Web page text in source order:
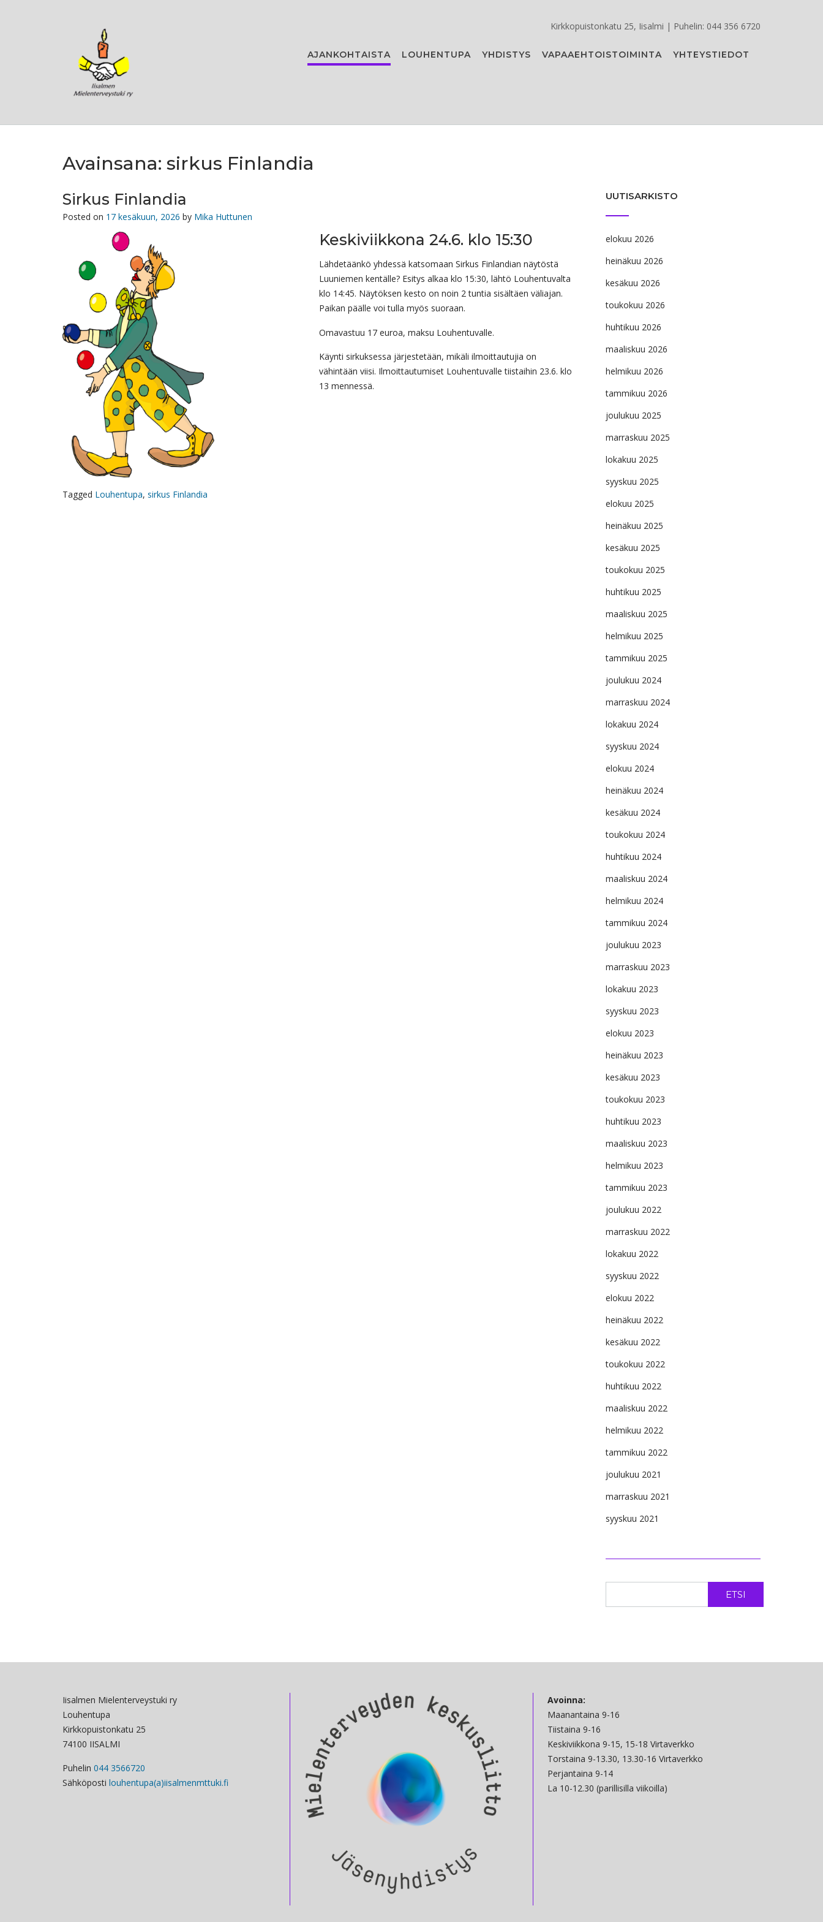
Kirkkopuistonkatu 25, Iisalmi | Puhelin: 044 356 6720
AJANKOHTAISTA LOUHENTUPA YHDISTYS VAPAAEHTOISTOIMINTA YHTEYSTIEDOT
Avainsana: sirkus Finlandia
Sirkus Finlandia
Posted on 17 kesäkuun, 2026 by Mika Huttunen
Keskiviikkona 24.6. klo 15:30
Lähdetäänkö yhdessä katsomaan Sirkus Finlandian näytöstä
Luuniemen kentälle? Esitys alkaa klo 15:30, lähtö Louhentuvalta
klo 14:45. Näytöksen kesto on noin 2 tuntia sisältäen väliajan.
Paikan päälle voi tulla myös suoraan.
Omavastuu 17 euroa, maksu Louhentuvalle.
Käynti sirkuksessa järjestetään, mikäli ilmoittautujia on
vähintään viisi. Ilmoittautumiset Louhentuvalle tiistaihin 23.6. klo
13 mennessä.
Tagged Louhentupa, sirkus Finlandia
UUTISARKISTO
elokuu 2026
heinäkuu 2026
kesäkuu 2026
toukokuu 2026
huhtikuu 2026
maaliskuu 2026
helmikuu 2026
tammikuu 2026
joulukuu 2025
marraskuu 2025
lokakuu 2025
syyskuu 2025
elokuu 2025
heinäkuu 2025
kesäkuu 2025
toukokuu 2025
huhtikuu 2025
maaliskuu 2025
helmikuu 2025
tammikuu 2025
joulukuu 2024
marraskuu 2024
lokakuu 2024
syyskuu 2024
elokuu 2024
heinäkuu 2024
kesäkuu 2024
toukokuu 2024
huhtikuu 2024
maaliskuu 2024
helmikuu 2024
tammikuu 2024
joulukuu 2023
marraskuu 2023
lokakuu 2023
syyskuu 2023
elokuu 2023
heinäkuu 2023
kesäkuu 2023
toukokuu 2023
huhtikuu 2023
maaliskuu 2023
helmikuu 2023
tammikuu 2023
joulukuu 2022
marraskuu 2022
lokakuu 2022
syyskuu 2022
elokuu 2022
heinäkuu 2022
kesäkuu 2022
toukokuu 2022
huhtikuu 2022
maaliskuu 2022
helmikuu 2022
tammikuu 2022
joulukuu 2021
marraskuu 2021
syyskuu 2021
ETSI
Iisalmen Mielenterveystuki ry
Louhentupa
Kirkkopuistonkatu 25
74100 IISALMI
Puhelin 044 3566720
Sähköposti louhentupa(a)iisalmenmttuki.fi
Avoinna:
Maanantaina 9-16
Tiistaina 9-16
Keskiviikkona 9-15, 15-18 Virtaverkko
Torstaina 9-13.30, 13.30-16 Virtaverkko
Perjantaina 9-14
La 10-12.30 (parillisilla viikoilla)